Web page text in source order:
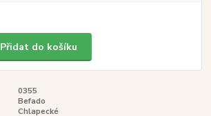
Přidat do košíku
0355
Befado
Chlapecké